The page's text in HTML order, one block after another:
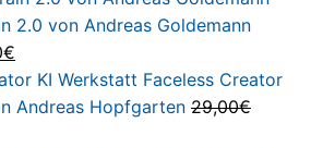
2.0 von Andreas Goldemann
€
Preis
ist:
Faceless Creator
Andreas Hopfgarten 29,00€